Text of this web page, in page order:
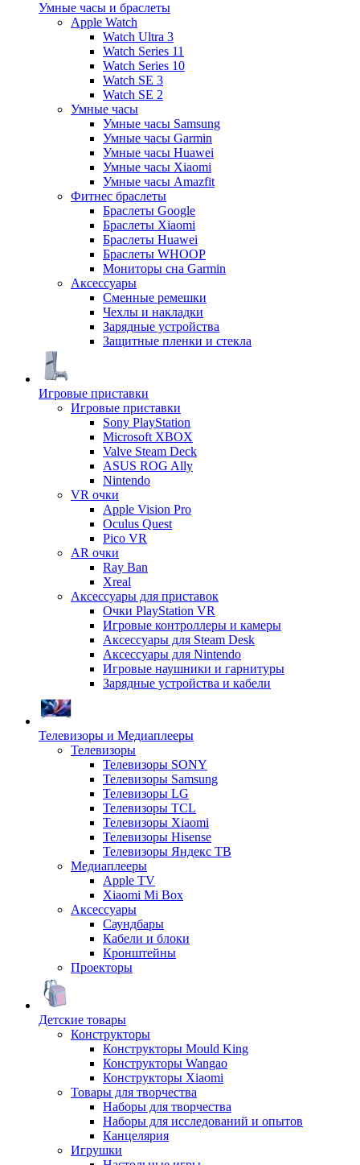
Умные часы и браслеты
Apple Watch
Watch Ultra 3
Watch Series 11
Watch Series 10
Watch SE 3
Watch SE 2
Умные часы
Умные часы Samsung
Умные часы Garmin
Умные часы Huawei
Умные часы Xiaomi
Умные часы Amazfit
Фитнес браслеты
Браслеты Google
Браслеты Xiaomi
Браслеты Huawei
Браслеты WHOOP
Мониторы сна Garmin
Аксессуары
Сменные ремешки
Чехлы и накладки
Зарядные устройства
Защитные пленки и стекла
Игровые приставки
Игровые приставки
Sony PlayStation
Microsoft XBOX
Valve Steam Deck
ASUS ROG Ally
Nintendo
VR очки
Apple Vision Pro
Oculus Quest
Pico VR
AR очки
Ray Ban
Xreal
Аксессуары для приставок
Очки PlayStation VR
Игровые контроллеры и камеры
Аксессуары для Steam Desk
Аксессуары для Nintendo
Игровые наушники и гарнитуры
Зарядные устройства и кабели
Телевизоры и Медиаплееры
Телевизоры
Телевизоры SONY
Телевизоры Samsung
Телевизоры LG
Телевизоры TCL
Телевизоры Xiaomi
Телевизоры Hisense
Телевизоры Яндекс ТВ
Медиаплееры
Apple TV
Xiaomi Mi Box
Аксессуары
Саундбары
Кабели и блоки
Кронштейны
Проекторы
Детские товары
Конструкторы
Конструкторы Mould King
Конструкторы Wangao
Конструкторы Xiaomi
Товары для творчества
Наборы для творчества
Наборы для исследований и опытов
Канцелярия
Игрушки